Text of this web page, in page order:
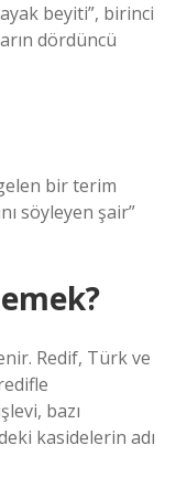
beyiti”, birinci
dördüncü
bir terim
söyleyen şair”
Redif, Türk ve
bazı
kasidelerin adı